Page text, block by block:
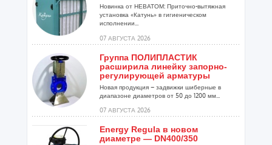
Новинка от НЕВАТОМ: Приточно-вытяжная
установка «Катунь» в гигиеническом
исполнении...
07 АВГУСТА 2026
Группа ПОЛИПЛАСТИК
расширила линейку запорно-
регулирующей арматуры
Новая продукция – задвижки шиберные в
диапазоне диаметров от 50 до 1200 мм...
07 АВГУСТА 2026
Energy Regula в новом
диаметре — DN400/350